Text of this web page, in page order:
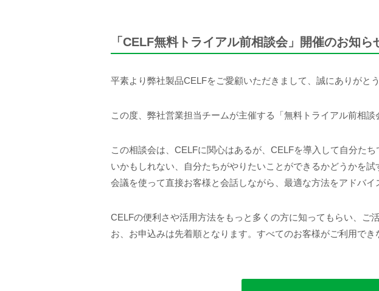
「CELF無料トライアル前相談会」開催のお知ら
平素より弊社製品CELFをご愛顧いただきまして、誠にありがとう
この度、弊社営業担当チームが主催する「無料トライアル前相談
この相談会は、CELFに関心はあるが、CELFを導入して自分た
いかもしれない、自分たちがやりたいことができるかどうかを
会議を使って直接お客様と会話しながら、最適な方法をアドバイ
CELFの便利さや活用方法をもっと多くの方に知ってもらい、
お、お申込みは先着順となります。すべてのお客様がご利用で